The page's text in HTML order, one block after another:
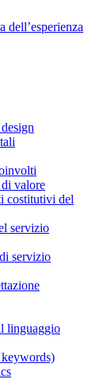
dell’esperienza
valore
costitutivi del
servizio
servizio
linguaggio